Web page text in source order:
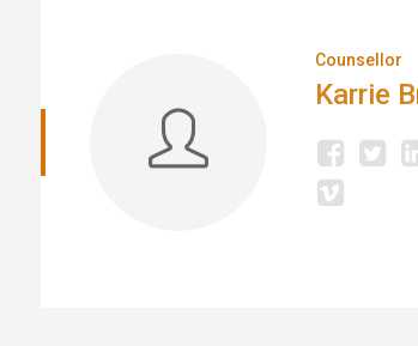
Counsellor
Karrie